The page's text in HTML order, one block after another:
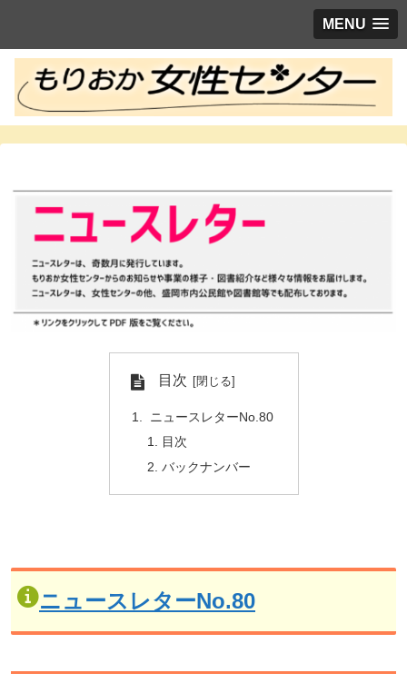
MENU
目次
ニュースレターNo.80
目次
バックナンバー
ニュースレターNo.80